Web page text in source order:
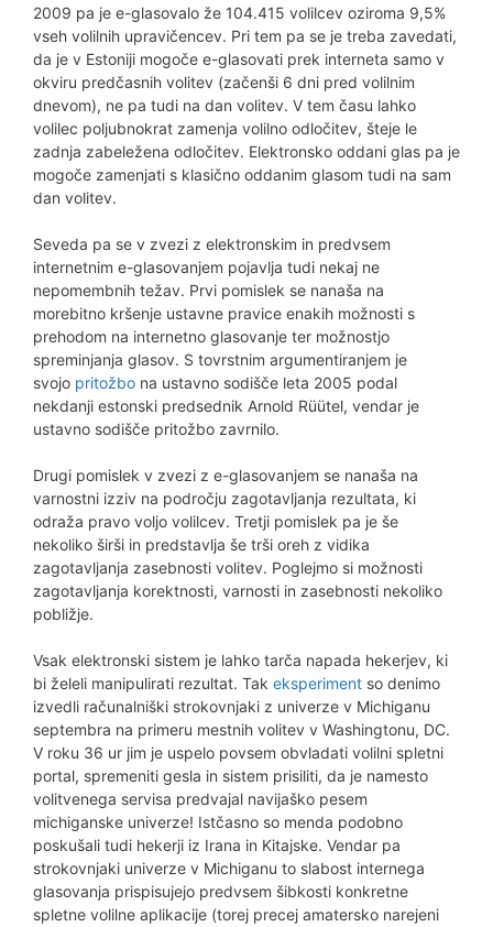
2009 pa je e-glasovalo že 104.415 volilcev oziroma 9,5%
vseh volilnih upravičencev. Pri tem pa se je treba zavedati,
da je v Estoniji mogoče e-glasovati prek interneta samo v
okviru predčasnih volitev (začenši 6 dni pred volilnim
dnevom), ne pa tudi na dan volitev. V tem času lahko
volilec poljubnokrat zamenja volilno odločitev, šteje le
zadnja zabeležena odločitev. Elektronsko oddani glas pa je
mogoče zamenjati s klasično oddanim glasom tudi na sam
dan volitev.
Seveda pa se v zvezi z elektronskim in predvsem
internetnim e-glasovanjem pojavlja tudi nekaj ne
nepomembnih težav. Prvi pomislek se nanaša na
morebitno kršenje ustavne pravice enakih možnosti s
prehodom na internetno glasovanje ter možnostjo
spreminjanja glasov. S tovrstnim argumentiranjem je
svojo pritožbo na ustavno sodišče leta 2005 podal
nekdanji estonski predsednik Arnold Rüütel, vendar je
ustavno sodišče pritožbo zavrnilo.
Drugi pomislek v zvezi z e-glasovanjem se nanaša na
varnostni izziv na področju zagotavljanja rezultata, ki
odraža pravo voljo volilcev. Tretji pomislek pa je še
nekoliko širši in predstavlja še trši oreh z vidika
zagotavljanja zasebnosti volitev. Poglejmo si možnosti
zagotavljanja korektnosti, varnosti in zasebnosti nekoliko
pobližje.
Vsak elektronski sistem je lahko tarča napada hekerjev, ki
bi želeli manipulirati rezultat. Tak eksperiment so denimo
izvedli računalniški strokovnjaki z univerze v Michiganu
septembra na primeru mestnih volitev v Washingtonu, DC.
V roku 36 ur jim je uspelo povsem obvladati volilni spletni
portal, spremeniti gesla in sistem prisiliti, da je namesto
volitvenega servisa predvajal navijaško pesem
michiganske univerze! Istčasno so menda podobno
poskušali tudi hekerji iz Irana in Kitajske. Vendar pa
strokovnjaki univerze v Michiganu to slabost internega
glasovanja prispisujejo predvsem šibkosti konkretne
spletne volilne aplikacije (torej precej amatersko narejeni